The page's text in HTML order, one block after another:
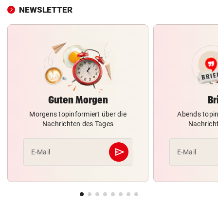
NEWSLETTER
Guten Morgen
Morgens topinformiert über die
Nachrichten des Tages
E-Mail send
Abschicken
Abends
E-Mail